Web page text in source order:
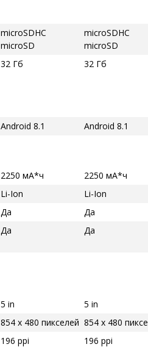
microSDHC
microSD
microSDHC
microSD
32 Гб 32 Гб
Android 8.1 Android 8.1
2250 мА*ч
2250 мА*ч
Li-Ion
Li-Ion
Да
Да
Да Да
5 in
5 in
854 x 480 пикселей 854 x 480
196 ppi
196 ppi